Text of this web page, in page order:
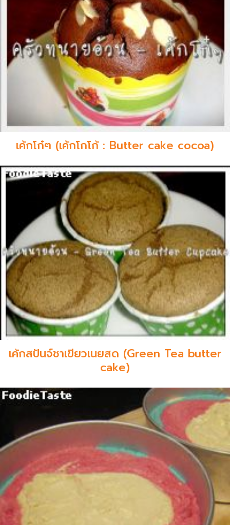
เค้กโก๋ๆ (เค้กโกโก้ : Butter cake cocoa)
เค้กสปันจ์ชาเขียวเนยสด (Green Tea butter
cake)